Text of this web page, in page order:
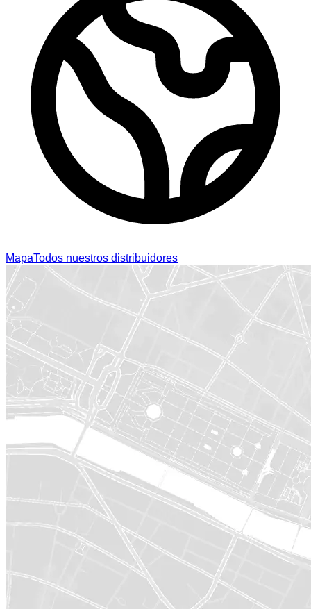
MapaTodos nuestros distribuidores